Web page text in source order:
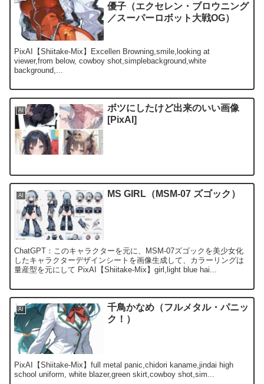
優子（エクセレン・ブロウニング
／スーパーロボット大戦OG）
PixAI【Shiitake-Mix】Excellen Browning,smile,looking at
viewer,from below, cowboy shot,simplebackground,white
background,...
AI
ボツにしたけど出来のいい画像
[PixAI]
AI MS GIRL（MSM-07 ズゴック）
ChatGPT：このキャラクターを元に、MSM-07ズゴックを美少女化
したキャラクターデザインシートを画像生成して、カラーリングは
量産型を元にして PixAI【Shiitake-Mix】girl,light blue hai...
AI
千鳥かなめ（フルメタル・パニッ
ク！）
PixAI【Shiitake-Mix】full metal panic,chidori kaname,jindai high
school uniform, white blazer,green skirt,cowboy shot,sim...